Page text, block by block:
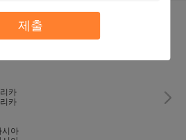
제출
카
카
시아